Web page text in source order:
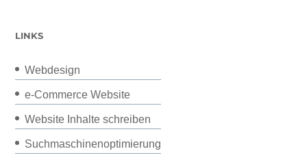
LINKS
Webdesign
e-Commerce Website
Website Inhalte schreiben
Suchmaschinenoptimierung